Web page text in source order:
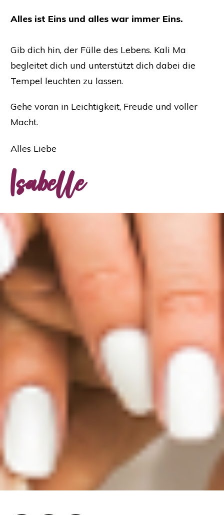
Alles ist Eins und alles war immer Eins.
Gib dich hin, der Fülle des Lebens. Kali Ma
begleitet dich und unterstützt dich dabei die
Tempel leuchten zu lassen.
Gehe voran in Leichtigkeit, Freude und voller
Macht.
Alles Liebe
Isabelle